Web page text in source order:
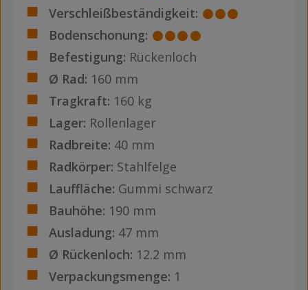
Verschleißbeständigkeit:
Bodenschonung:
Befestigung: Rückenloch
Ø Rad: 160 mm
Tragkraft: 160 kg
Lager: Rollenlager
Radbreite: 40 mm
Radkörper: Stahlfelge
Lauffläche: Gummi schwarz
Bauhöhe: 190 mm
Ausladung: 47 mm
Ø Rückenloch: 12.2 mm
Verpackungsmenge: 1